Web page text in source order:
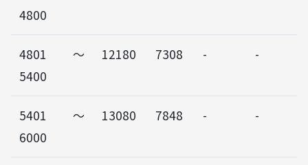
4800
4801～
5400
12180 7308 - -
5401～
6000
13080 7848 - -